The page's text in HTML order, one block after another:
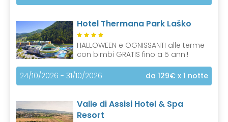
Hotel Thermana Park Laško
HALLOWEEN e OGNISSANTI alle terme
con bimbi GRATIS fino a 5 anni!
24/10/2026 - 31/10/2026 da 129€ x 1 notte
Valle di Assisi Hotel & Spa
Resort